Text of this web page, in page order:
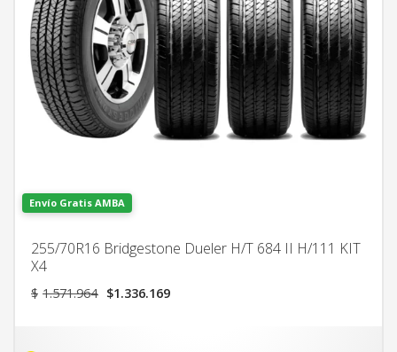
Envío Gratis AMBA
255/70R16 Bridgestone Dueler H/T 684 II H/111 KIT
X4
$ 1.571.964 El
$1.336.169El